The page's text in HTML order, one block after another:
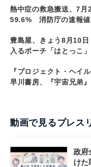
熱中症の救急搬送、7
59.6% 消防庁の速報値
豊島屋、きょう8月10
入るポーチ「はとっこ
『プロジェクト・ヘイ
早川書房、『宇宙兄弟
動画で見るプレス
政府
けた